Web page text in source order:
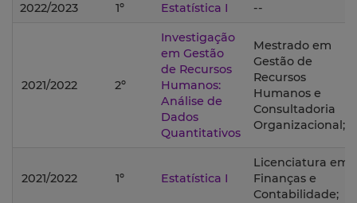
2022/2023 1º Estatística I --
2021/2022 2º
Investigação
em Gestão
de Recursos
Humanos:
Análise de
Dados
Quantitativos
Mestrado em
Gestão de
Recursos
Humanos e
Consultadoria
Organizacional;
2021/2022 1º Estatística I
Licenciatura em
Finanças e
Contabilidade;